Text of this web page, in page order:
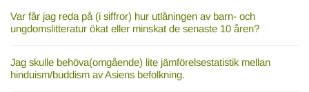
Var får jag reda på (i siffror) hur utlåningen av barn- och
ungdomslitteratur ökat eller minskat de senaste 10 åren?
Jag skulle behöva(omgående) lite jämförelsestatistik mellan
hinduism/buddism av Asiens befolkning.